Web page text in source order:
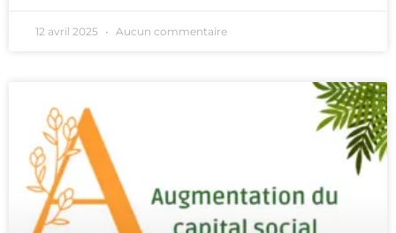
12 avril 2025 Aucun commentaire